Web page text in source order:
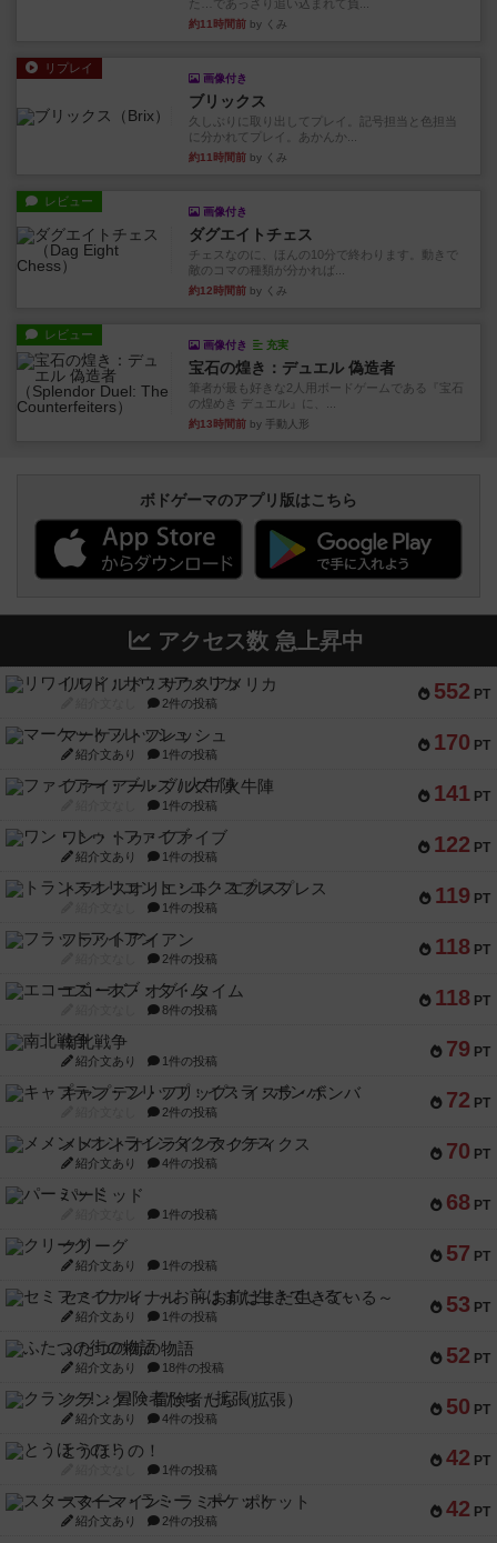
た…であっさり追い込まれて負...
約11時間前 by くみ
リプレイ
画像付き
ブリックス
久しぶりに取り出してプレイ。記号担当と色担当
に分かれてプレイ。あかんか...
約11時間前 by くみ
レビュー
画像付き
ダグエイトチェス
チェスなのに、ほんの10分で終わります。動きで
敵のコマの種類が分かれば...
約12時間前 by くみ
レビュー
画像付き 充実
宝石の煌き：デュエル 偽造者
筆者が最も好きな2人用ボードゲームである『宝石
の煌めき デュエル』に、...
約13時間前 by 手動人形
ボドゲーマのアプリ版はこちら
アクセス数 急上昇中
552 PT
リワイルド：サウスアメリカ
2件の投稿
170 PT
マーケットフレッシュ
紹介文あり 1件の投稿
141 PT
ファイアー・ブルズ / 火牛陣
1件の投稿
122 PT
ワン・トゥ・ファイブ
紹介文あり 1件の投稿
119 PT
トランスオリエント・エクスプレス
1件の投稿
118 PT
フラットアイアン
2件の投稿
118 PT
エコーズ・オブ・タイム
8件の投稿
79 PT
南北戦争
紹介文あり 1件の投稿
72 PT
キャプテン・フリップ：イスラ・ボンバ
2件の投稿
70 PT
メメントオンラインタクティクス
紹介文あり 4件の投稿
68 PT
パーミッド
1件の投稿
57 PT
クリーグ
紹介文あり 1件の投稿
53 PT
セミファイナル ～お前はまだ生きている～
紹介文あり 1件の投稿
52 PT
ふたつの街の物語
紹介文あり 18件の投稿
50 PT
クランク! ：冒険者たち（拡張）
紹介文あり 4件の投稿
42 PT
とうほうの！
1件の投稿
42 PT
スターマイン・ラミー ポケット
紹介文あり 2件の投稿